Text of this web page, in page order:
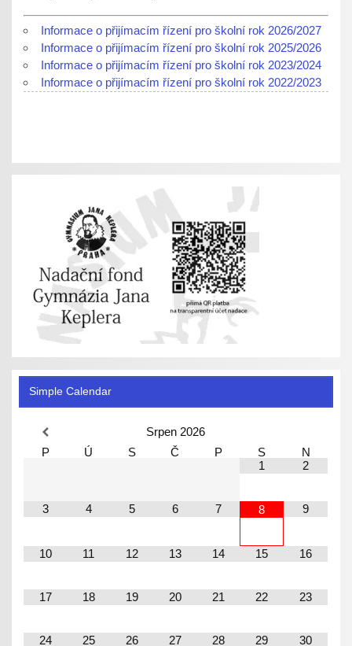
Informace o přijímacím řízení pro školní rok 2026/2027
Informace o přijímacím řízení pro školní rok 2025/2026
Informace o přijímacím řízení pro školní rok 2023/2024
Informace o přijímacím řízení pro školní rok 2022/2023
Simple Calendar
Srpen 2026
P
Ú S Č P S
N
1
2
3 4 5 6 7 8 9
10 11 12 13 14 15 16
17 18 19 20 21 22 23
24 25 26 27 28 29 30